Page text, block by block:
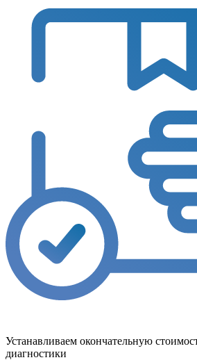
Устанавливаем окончательную
диагностики